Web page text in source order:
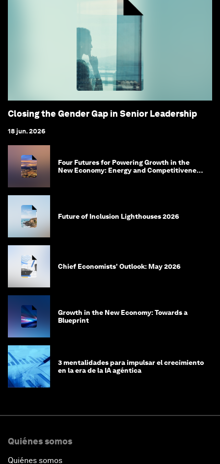
Closing the Gender Gap in Senior Leadership
18 jun. 2026
Four Futures for Powering Growth in the
New Economy: Energy and Competitiveness
Future of Inclusion Lighthouses 2026
Chief Economists' Outlook: May 2026
Growth in the New Economy: Towards a
Blueprint
3 mentalidades para impulsar el crecimiento
en la era de la IA agéntica
Quiénes somos
Quiénes somos